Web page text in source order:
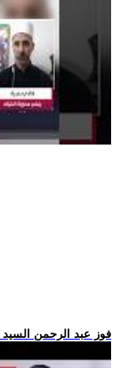
.. فوز عبد الرحمن